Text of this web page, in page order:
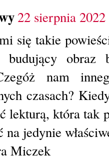
22 sierpnia
się takie
obraz
nam
czasach?
lekturą, która tak
jedynie
Miczek